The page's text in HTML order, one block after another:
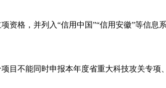
格，并列入“信用中国”“信用安徽”等信息系
目不能同时申报本年度省重大科技攻关专项